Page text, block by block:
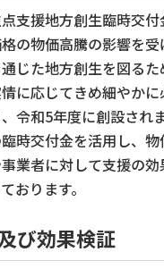
支援地方創生臨時交
の物価高騰の影響を
じた地方創生を図る
に応じてきめ細やかに
令和5年度に創設され
時交付金を活用し、
業者に対して支援の
おります。
び効果検証